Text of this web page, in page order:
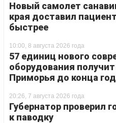
Новый самолет
края доставил
быстрее
10:00, 8 августа 2026 года
57 единиц нового
оборудования
Приморья до конца
20:26, 7 августа 2026 года
Губернатор проверил
к паводку